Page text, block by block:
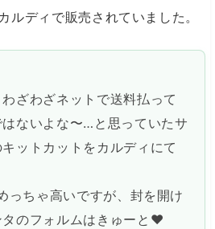
ルディで販売されていました。
ざわざネットで送料払って
はないよな〜…と思っていたサ
ットカットをカルディにて
っちゃ高いですが、封を開け
タのフォルムはきゅーと❤️